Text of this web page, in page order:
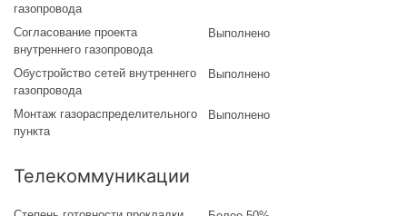
газопровода
Согласование проекта
внутреннего газопровода
Выполнено
Обустройство сетей внутреннего
газопровода
Выполнено
Монтаж газораспределительного
пункта
Выполнено
Телекоммуникации